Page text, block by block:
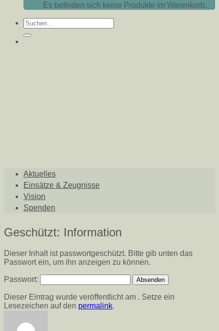
Es befinden sich keine Produkte im Warenkorb.
Suche
nach:
Aktuelles
Einsätze & Zeugnisse
Vision
Spenden
Geschützt: Information
Dieser Inhalt ist passwortgeschützt. Bitte gib unten das
Passwort ein, um ihn anzeigen zu können.
Passwort:
Dieser Eintrag wurde veröffentlicht am . Setze ein
Lesezeichen auf den permalink.